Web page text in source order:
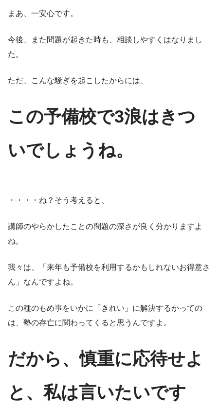
まあ、一安心です。
今後、また問題が起きた時も、相談しやすくはなりまし
た。
ただ、こんな騒ぎを起こしたからには、
この予備校で3浪はきつ
いでしょうね。
・・・・ね？そう考えると、
講師のやらかしたことの問題の深さが良く分かりますよ
ね。
我々は、「来年も予備校を利用するかもしれないお得意さ
ん」なんですよね。
この種のもめ事をいかに「きれい」に解決するかっての
は、塾の存亡に関わってくると思うんですよ。
だから、慎重に応待せよ
と、私は言いたいです